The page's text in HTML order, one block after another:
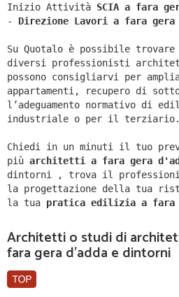
Inizio Attività SCIA a fara
- Direzione Lavori a fara gera
Su Quotalo è possibile trovare
diversi professionisti
possono consigliarvi per
appartamenti, recupero di
l’adeguamento normativo di
industriale o per il terziario.
Chiedi in un minuti il tuo
più architetti a fara gera
dintorni ,
trova il
la progettazione della tua
la tua pratica edilizia a fara
Architetti o studi di
fara gera d'adda e dintorni